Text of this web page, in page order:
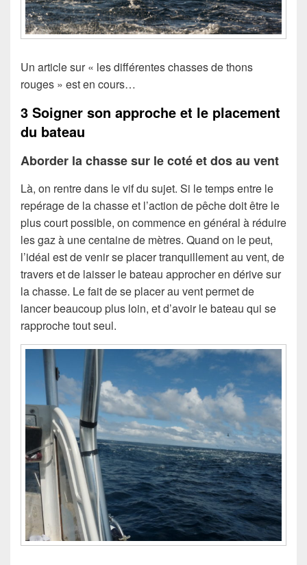
Un article sur « les différentes chasses de thons
rouges » est en cours…
3 Soigner son approche et le placement
du bateau
Aborder la chasse sur le coté et dos au vent
Là, on rentre dans le vif du sujet. Si le temps entre le
repérage de la chasse et l’action de pêche doit être le
plus court possible, on commence en général à réduire
les gaz à une centaine de mètres. Quand on le peut,
l’idéal est de venir se placer tranquillement au vent, de
travers et de laisser le bateau approcher en dérive sur
la chasse. Le fait de se placer au vent permet de
lancer beaucoup plus loin, et d’avoir le bateau qui se
rapproche tout seul.